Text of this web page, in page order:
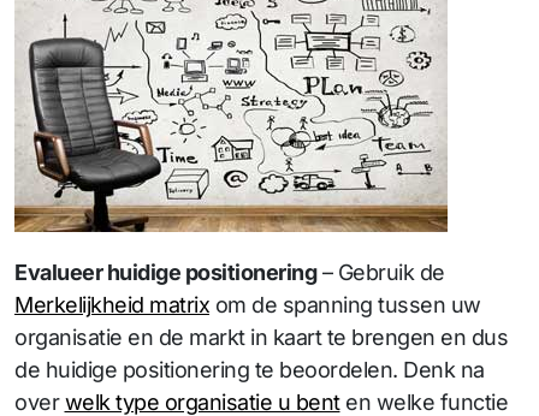
Evalueer huidige positionering– Gebruik de
Merkelijkheid matrix om de spanning tussen uw
organisatie en de markt in kaart te brengen en dus
de huidige positionering te beoordelen. Denk na
overwelk type organisatie u benten welke functie